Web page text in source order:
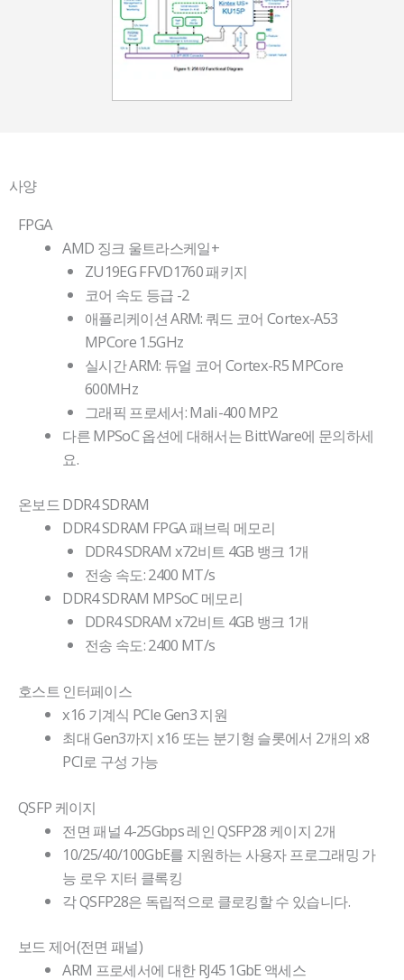
사양
FPGA
AMD 징크 울트라스케일+
ZU19EG FFVD1760 패키지
코어 속도 등급 -2
애플리케이션 ARM: 쿼드 코어 Cortex-A53
MPCore 1.5GHz
실시간 ARM: 듀얼 코어 Cortex-R5 MPCore
600MHz
그래픽 프로세서: Mali-400 MP2
다른 MPSoC 옵션에 대해서는 BittWare에 문의하세
요.
온보드 DDR4 SDRAM
DDR4 SDRAM FPGA 패브릭 메모리
DDR4 SDRAM x72비트 4GB 뱅크 1개
전송 속도: 2400 MT/s
DDR4 SDRAM MPSoC 메모리
DDR4 SDRAM x72비트 4GB 뱅크 1개
전송 속도: 2400 MT/s
호스트 인터페이스
x16 기계식 PCIe Gen3 지원
최대 Gen3까지 x16 또는 분기형 슬롯에서 2개의 x8
PCI로 구성 가능
QSFP 케이지
전면 패널 4-25Gbps 레인 QSFP28 케이지 2개
10/25/40/100GbE를 지원하는 사용자 프로그래밍 가
능 로우 지터 클록킹
각 QSFP28은 독립적으로 클로킹할 수 있습니다.
보드 제어(전면 패널)
ARM 프로세서에 대한 RJ45 1GbE 액세스